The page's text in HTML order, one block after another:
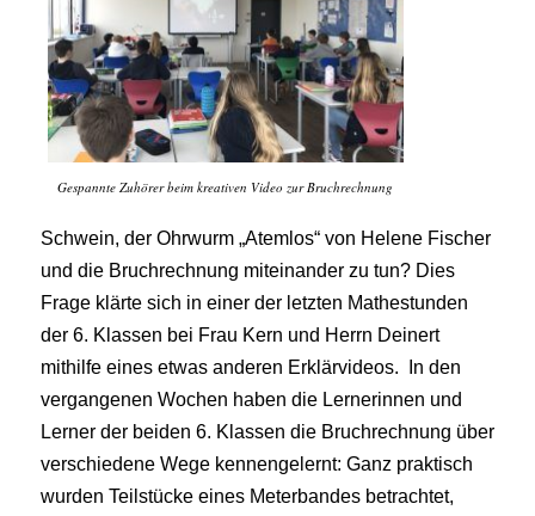
Gespannte Zuhörer beim kreativen Video zur Bruchrechnung
Schwein, der Ohrwurm „Atemlos“ von Helene Fischer
und die Bruchrechnung miteinander zu tun? Dies
Frage klärte sich in einer der letzten Mathestunden
der 6. Klassen bei Frau Kern und Herrn Deinert
mithilfe eines etwas anderen Erklärvideos.
In den
vergangenen Wochen haben die Lernerinnen und
Lerner der beiden 6. Klassen die Bruchrechnung über
verschiedene Wege kennengelernt: Ganz praktisch
wurden Teilstücke eines Meterbandes betrachtet,